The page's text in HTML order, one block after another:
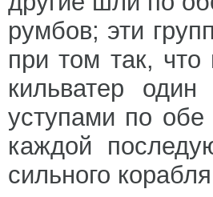
румбов; эти
при том так,
кильватер
уступами по
каждой
сильного